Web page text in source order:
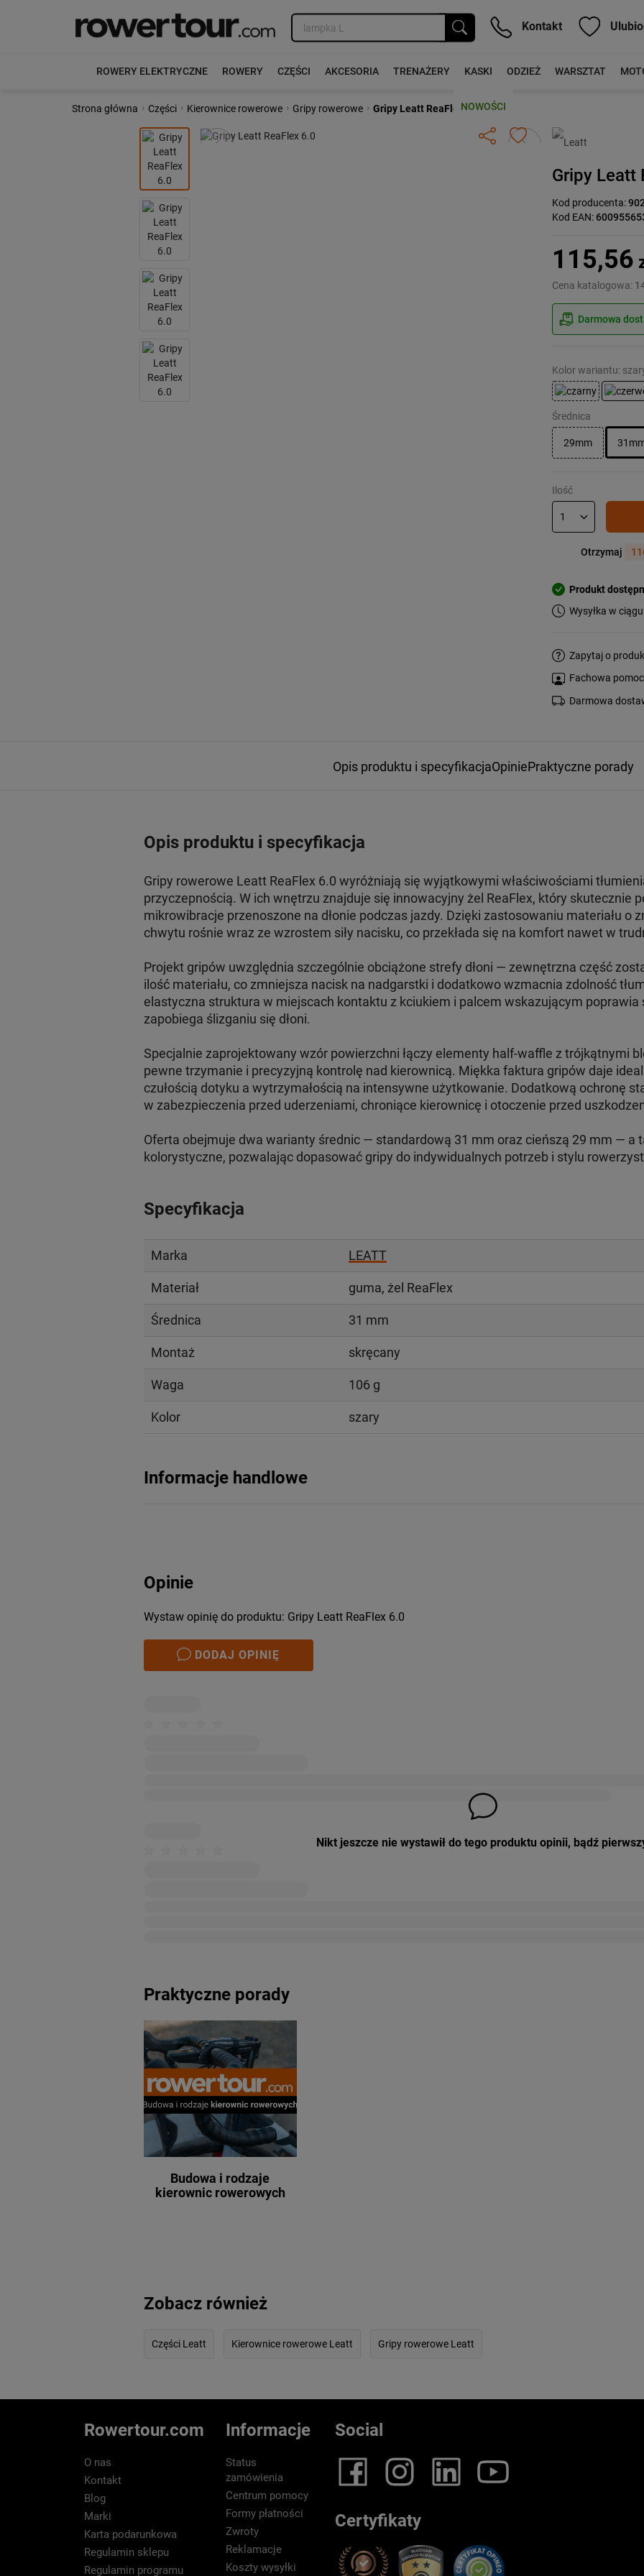
Kontakt
ROWERY ELEKTRYCZNE ROWERY CZĘŚCI AKCESORIA TRENAŻERY KASKI ODZIEŻ WARSZTAT
NOWOŚCI
Strona główna › Części › Kierownice rowerowe › Gripy rowerowe › Gripy Leatt ReaFlex 6.0
Poprzedni Następny
Gripy Leatt
Kod producenta:
Kod EAN:
115,56
Cena katalogowa:
Darmowa
Kolor wariantu:
Średnica
29mm
Ilość
Otrzymaj
Produkt
Wysyłka w
Zapytaj o
Fachowa
Darmowa
Opis produktu i specyfikacjaOpiniePraktyczne porady
Opis produktu i specyfikacja
Gripy rowerowe Leatt ReaFlex 6.0 wyróżniają się wyjątkowymi właściwościami
przyczepnością. W ich wnętrzu znajduje się innowacyjny żel ReaFlex, który skutecznie
mikrowibracje przenoszone na dłonie podczas jazdy. Dzięki zastosowaniu materiału o
chwytu rośnie wraz ze wzrostem siły nacisku, co przekłada się na komfort nawet w
Projekt gripów uwzględnia szczególnie obciążone strefy dłoni — zewnętrzna część
ilość materiału, co zmniejsza nacisk na nadgarstki i dodatkowo wzmacnia zdolność
elastyczna struktura w miejscach kontaktu z kciukiem i palcem wskazującym
zapobiega ślizganiu się dłoni.
Specjalnie zaprojektowany wzór powierzchni łączy elementy half-waffle z trójkątnymi
pewne trzymanie i precyzyjną kontrolę nad kierownicą. Miękka faktura gripów daje
czułością dotyku a wytrzymałością na intensywne użytkowanie. Dodatkową ochronę
w zabezpieczenia przed uderzeniami, chroniące kierownicę i otoczenie przed
Oferta obejmuje dwa warianty średnic — standardową 31 mm oraz cieńszą 29 mm — a
kolorystyczne, pozwalając dopasować gripy do indywidualnych potrzeb i stylu
Specyfikacja
Marka LEATT
Materiał guma, żel ReaFlex
Średnica 31 mm
Montaż skręcany
Waga 106 g
Kolor szary
Informacje handlowe
Opinie
Wystaw opinię do produktu: Gripy Leatt ReaFlex 6.0
DODAJ OPINIĘ
Nikt jeszcze nie wystawił do tego produktu opinii, bądź
Praktyczne porady
Budowa i rodzaje
kierownic rowerowych
Zobacz również
Części Leatt Kierownice rowerowe Leatt Gripy rowerowe Leatt
Rowertour.com
O nas
Kontakt
Blog
Marki
Karta podarunkowa
Regulamin sklepu
Regulamin programu
Informacje
Status
zamówienia
Centrum pomocy
Formy płatności
Zwroty
Reklamacje
Koszty wysyłki
Social
Certyfikaty